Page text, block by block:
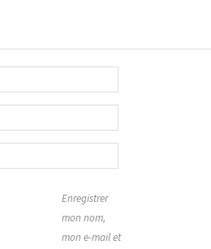
Enregistrer
mon nom,
mon e-mail et